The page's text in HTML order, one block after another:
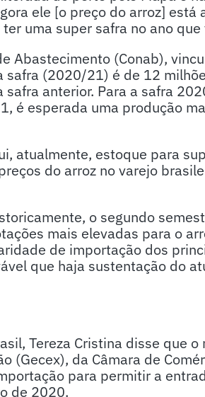
ele [o preço do arroz] está
uma super safra no ano que
Abastecimento (Conab),
safra (2020/21) é de 12
anterior. Para a safra
é esperada uma produção
atualmente, estoque para
do arroz no varejo
o segundo
mais elevadas para o
de importação dos
que haja sustentação do
Tereza Cristina disse que
(Gecex), da Câmara de
para permitir a
de 2020.